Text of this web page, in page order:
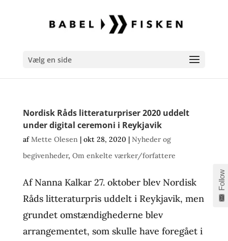
Vælg en side
Nordisk Råds litteraturpriser 2020 uddelt
under digital ceremoni i Reykjavik
afMette Olesen| okt 28, 2020 | Nyheder og
begivenheder, Om enkelte værker/forfattere
Af Nanna Kalkar 27. oktober blev Nordisk
Råds litteraturpris uddelt i Reykjavik, men
grundet omstændighederne blev
arrangementet, som skulle have foregået i
Follow